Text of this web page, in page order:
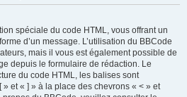
spéciale du code HTML, vous offrant un
d’un message. L’utilisation du BBCode
mais il vous est également possible de
depuis le formulaire de rédaction. Le
du code HTML, les balises sont
et « ] » à la place des chevrons « < » et